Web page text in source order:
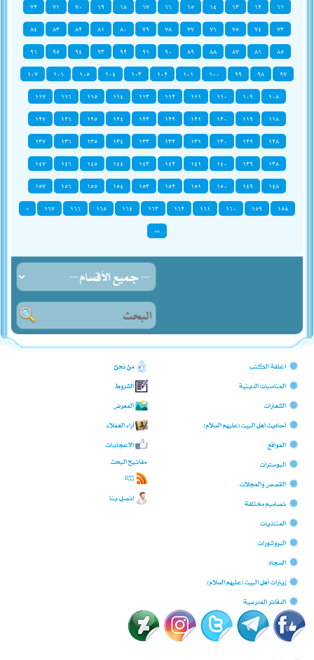
٦١
٦٢ ٦٣ ٦٤ ٦٥ ٦٦ ٦٧ ٦٨ ٦٩ ٧٠ ٧١
٧٢
٧٣
٧٤ ٧٥ ٧٦ ٧٧ ٧٨ ٧٩ ٨٠ ٨١ ٨٢ ٨٣
٨٤
٨٥
٨٦ ٨٧ ٨٨ ٨٩ ٩٠ ٩١ ٩٢ ٩٣ ٩٤ ٩٥
٩٦
٩٧
٩٨ ٩٩ ١٠٠ ١٠١ ١٠٢ ١٠٣ ١٠٤ ١٠٥ ١٠٦
١٠٧
١٠٨
١٠٩ ١١٠ ١١١ ١١٢ ١١٣ ١١٤ ١١٥ ١١٦
١١٧
١١٨
١١٩ ١٢٠ ١٢١ ١٢٢ ١٢٣ ١٢٤ ١٢٥ ١٢٦
١٢٧
١٢٨
١٢٩ ١٣٠ ١٣١ ١٣٢ ١٣٣ ١٣٤ ١٣٥ ١٣٦
١٣٧
١٣٨
١٣٩ ١٤٠ ١٤١ ١٤٢ ١٤٣ ١٤٤ ١٤٥ ١٤٦
١٤٧
١٤٨
١٤٩ ١٥٠ ١٥١ ١٥٢ ١٥٣ ١٥٤ ١٥٥ ١٥٦
١٥٧
١٥٨
١٥٩ ١٦٠ ١٦١ ١٦٢ ١٦٣ ١٦٤ ١٦٥ ١٦٦ ١٦٧
»
»»
أغلفة الكتب
المناسبات الدينية
الشعارات
أحاديث أهل البيت (عليهم السلام)
المواقع
البوسترات
القصص والمجلات
تصاميم مختلفة
المنتديات
البروشورات
السجّاد
زيارات أهل البيت (عليهم السلام)
الدفاتر المدرسية
من نحن؟
الشروط
المعرض
آراء العملاء
الإعجابات
مفاتيح البحث
RSS
اتصل بنا